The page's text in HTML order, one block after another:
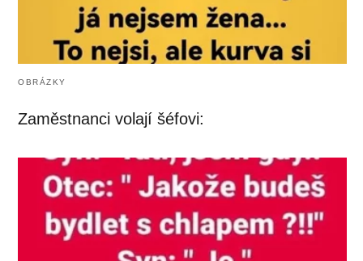
OBRÁZKY
Zaměstnanci volají šéfovi: